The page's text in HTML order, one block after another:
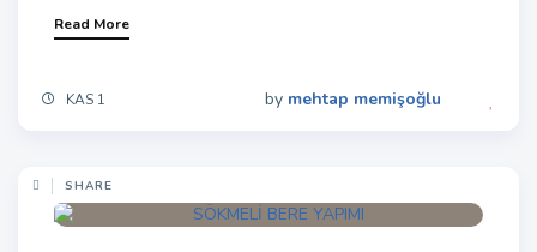
Read More
KAS 1 by mehtap memişoğlu
SHARE